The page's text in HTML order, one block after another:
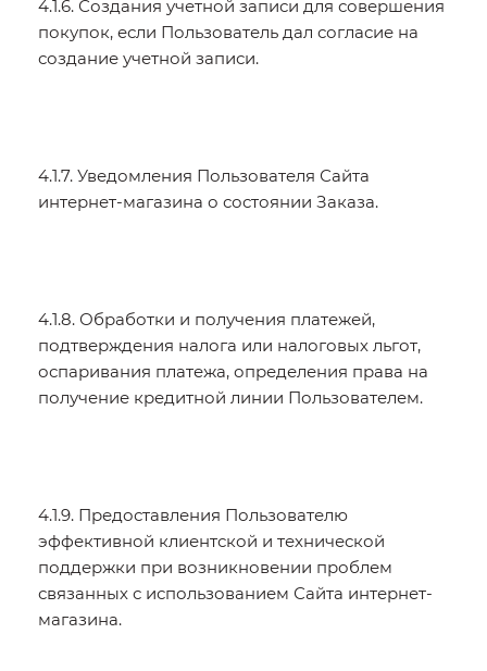
4.1.6. Создания учетной записи для совершения
покупок, если Пользователь дал согласие на
создание учетной записи.
4.1.7. Уведомления Пользователя Сайта
интернет-магазина о состоянии Заказа.
4.1.8. Обработки и получения платежей,
подтверждения налога или налоговых льгот,
оспаривания платежа, определения права на
получение кредитной линии Пользователем.
4.1.9. Предоставления Пользователю
эффективной клиентской и технической
поддержки при возникновении проблем
связанных с использованием Сайта интернет-
магазина.